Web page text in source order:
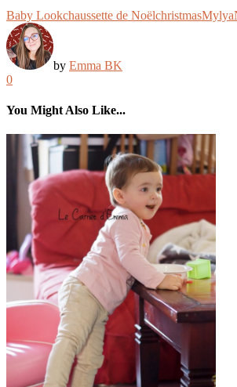
Baby Lookchaussette de NoëlchristmasMylya
by Emma BK
0
You Might Also Like...